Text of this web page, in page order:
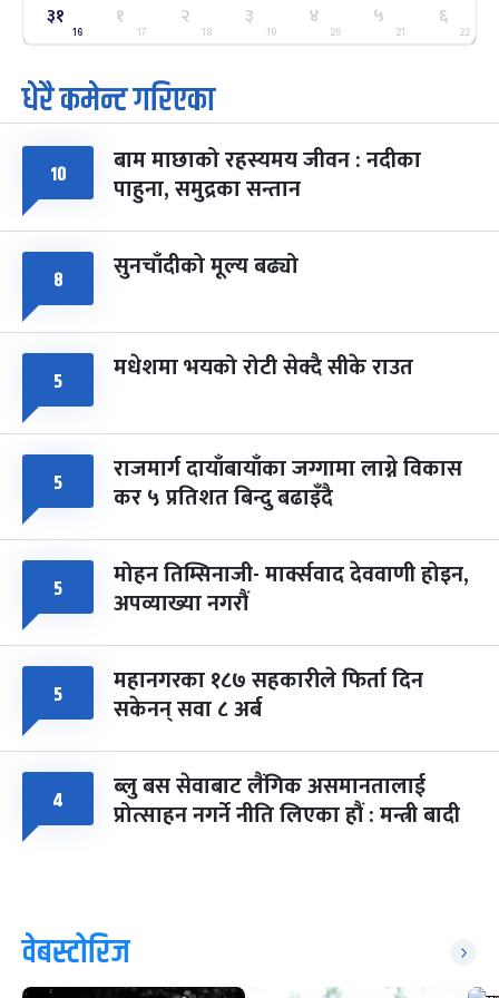
२५
मंगल
ग्याल्पो ल्होसार
फाल्गुन २५, २०८३ Mar 9, 2027
७ महिना बाँकी
७
आइत
पूर्णिमा व्रत
चैत्र ७, २०८३-Mar 21, 2027
८ फागुपूर्णिमा
चैत्र ८, २०८३-Mar 22, 2027
७ महिना बाँकी
३१
16
१
17
२
18
३
19
४
20
५
21
६
22
धेरै कमेन्ट गरिएका
१० बाम माछाको रहस्यमय जीवन : नदीका
पाहुना, समुद्रका सन्तान
८ सुनचाँदीको मूल्य बढ्यो
५ मधेशमा भयको रोटी सेक्दै सीके राउत
५ राजमार्ग दायाँबायाँका जग्गामा लाग्ने विकास
कर ५ प्रतिशत बिन्दु बढाइँदै
५ मोहन तिम्सिनाजी- मार्क्सवाद देववाणी होइन,
अपव्याख्या नगरौं
५ महानगरका १८७ सहकारीले फिर्ता दिन
सकेनन् सवा ८ अर्ब
४ ब्लु बस सेवाबाट लैंगिक असमानतालाई
प्रोत्साहन नगर्ने नीति लिएका हौं : मन्त्री बादी
वेबस्टोरिज